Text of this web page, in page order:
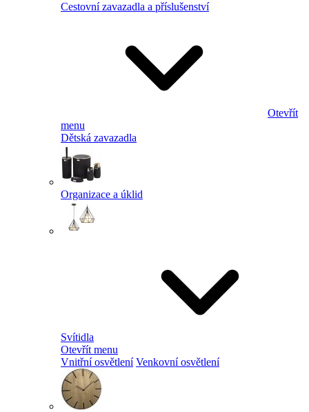
Cestovní zavazadla a příslušenství
Otevřít
menu
Dětská zavazadla
Organizace a úklid
Svítidla
Otevřít menu
Vnitřní osvětlení Venkovní osvětlení